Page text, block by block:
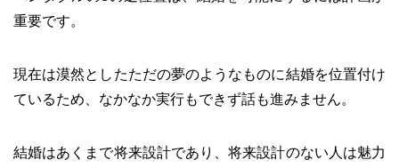
重要です。
現在は漠然としたただの夢のようなものに結婚を位置付け
ているため、なかなか実行もできず話も進みません。
結婚はあくまで将来設計であり、将来設計のない人は魅力